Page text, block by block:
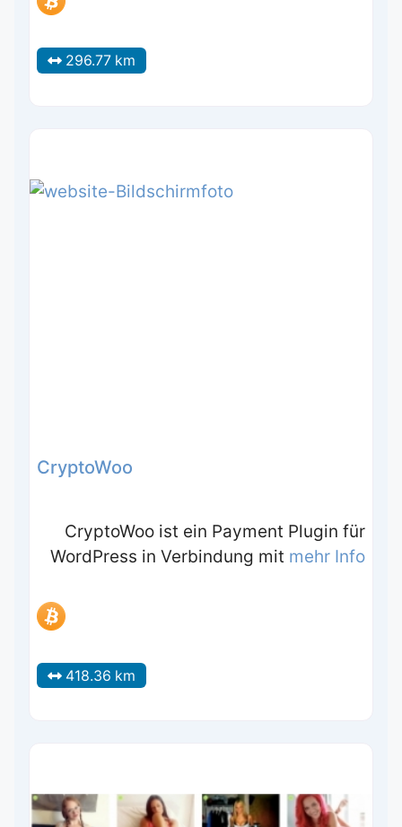
296.77 km
CryptoWoo
CryptoWoo ist ein Payment Plugin für
WordPress in Verbindung mit mehr Info
418.36 km